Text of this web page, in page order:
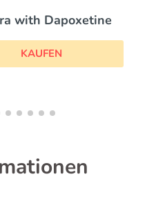
Dapoxetine
KAUFEN